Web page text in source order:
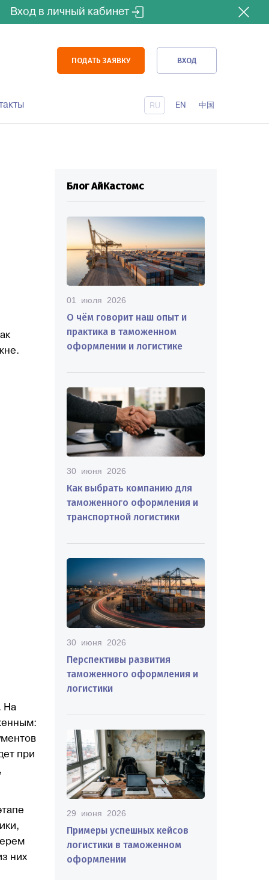
Вход в личный кабинет
ПОДАТЬ ЗАЯВКУ ВХОД
RU EN 中国
На
при
них
Блог АйКастомс
01 июля 2026
О чём говорит наш опыт и
практика в таможенном
оформлении и логистике
30 июня 2026
Как выбрать компанию для
таможенного оформления и
транспортной логистики
30 июня 2026
Перспективы развития
таможенного оформления и
логистики
29 июня 2026
Примеры успешных кейсов
логистики в таможенном
оформлении